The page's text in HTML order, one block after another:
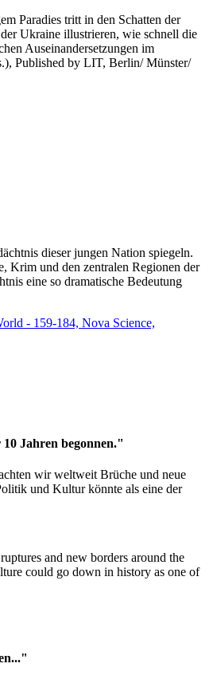
Paradies tritt in den Schatten der
Ukraine illustrieren, wie schnell die
Auseinandersetzungen im
Published by LIT, Berlin/ Münster/
dieser jungen Nation spiegeln.
Krim und den zentralen Regionen der
eine so dramatische Bedeutung
- 159-184, Nova Science,
Jahren begonnen."
wir weltweit Brüche und neue
und Kultur könnte als eine der
and new borders around the
could go down in history as one of